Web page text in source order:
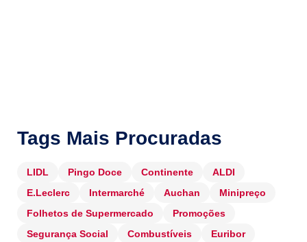
Tags Mais Procuradas
LIDL Pingo Doce Continente
ALDI
E.Leclerc
Intermarché Auchan
Minipreço
Folhetos de Supermercado
Promoções
Segurança Social
Combustíveis
Euribor